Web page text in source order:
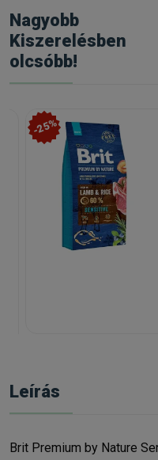
Nagyobb
Kiszerelésben
olcsóbb!
-25%
Leírás
Brit Premium by Nature